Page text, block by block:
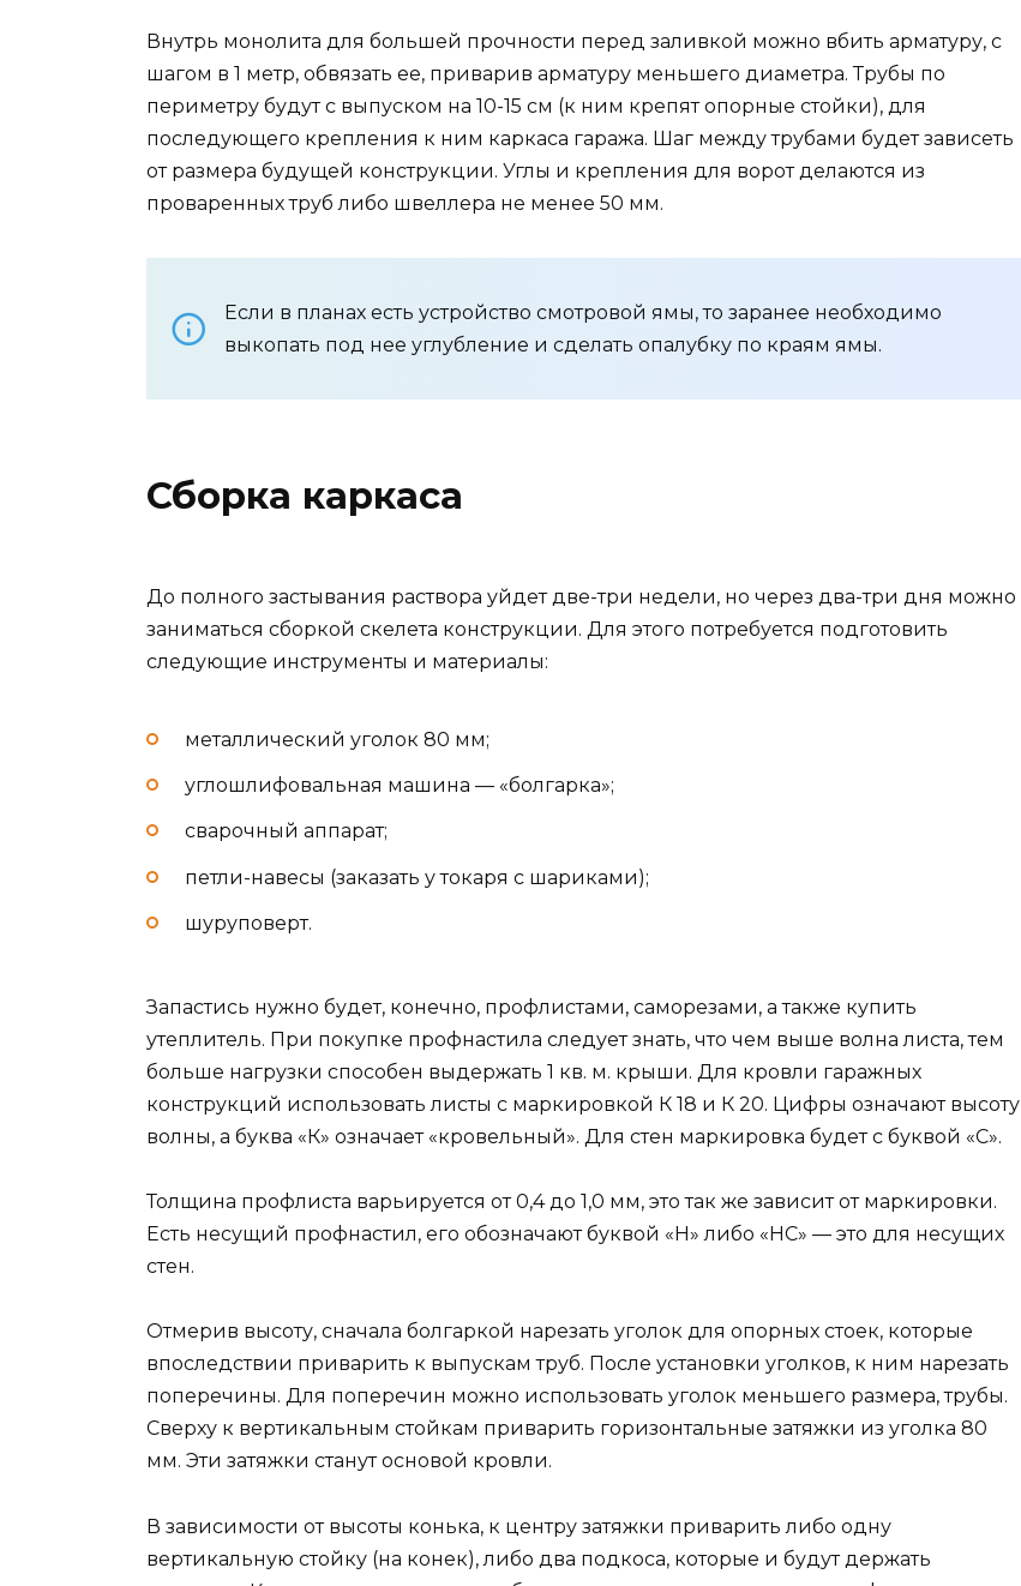
Внутрь монолита для большей прочности перед заливкой можно вбить арматуру, с
шагом в 1 метр, обвязать ее, приварив арматуру меньшего диаметра. Трубы по
периметру будут с выпуском на 10-15 см (к ним крепят опорные стойки), для
последующего крепления к ним каркаса гаража. Шаг между трубами будет зависеть
от размера будущей конструкции. Углы и крепления для ворот делаются из
проваренных труб либо швеллера не менее 50 мм.
Если в планах есть устройство смотровой ямы, то заранее необходимо
выкопать под нее углубление и сделать опалубку по краям ямы.
Сборка каркаса
До полного застывания раствора уйдет две-три недели, но через два-три дня можно
заниматься сборкой скелета конструкции. Для этого потребуется подготовить
следующие инструменты и материалы:
металлический уголок 80 мм;
углошлифовальная машина — «болгарка»;
сварочный аппарат;
петли-навесы (заказать у токаря с шариками);
шуруповерт.
Запастись нужно будет, конечно, профлистами, саморезами, а также купить
утеплитель. При покупке профнастила следует знать, что чем выше волна листа, тем
больше нагрузки способен выдержать 1 кв. м. крыши. Для кровли гаражных
конструкций использовать листы с маркировкой К 18 и К 20. Цифры означают высоту
волны, а буква «К» означает «кровельный». Для стен маркировка будет с буквой «С».
Толщина профлиста варьируется от 0,4 до 1,0 мм, это так же зависит от маркировки.
Есть несущий профнастил, его обозначают буквой «Н» либо «НС» — это для несущих
стен.
Отмерив высоту, сначала болгаркой нарезать уголок для опорных стоек, которые
впоследствии приварить к выпускам труб. После установки уголков, к ним нарезать
поперечины. Для поперечин можно использовать уголок меньшего размера, трубы.
Сверху к вертикальным стойкам приварить горизонтальные затяжки из уголка 80
мм. Эти затяжки станут основой кровли.
В зависимости от высоты конька, к центру затяжки приварить либо одну
вертикальную стойку (на конек), либо два подкоса, которые и будут держать